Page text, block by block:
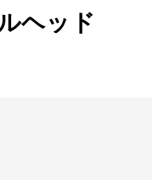
ヘッド